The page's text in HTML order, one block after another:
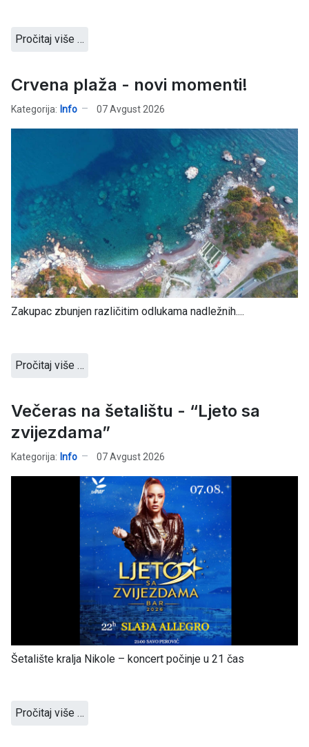
Pročitaj više …
Crvena plaža - novi momenti!
Kategorija: Info 07 Avgust 2026
Zakupac zbunjen različitim odlukama nadležnih....
Pročitaj više …
Večeras na šetalištu - “Ljeto sa
zvijezdama”
Kategorija: Info 07 Avgust 2026
Šetalište kralja Nikole – koncert počinje u 21 čas
Pročitaj više …